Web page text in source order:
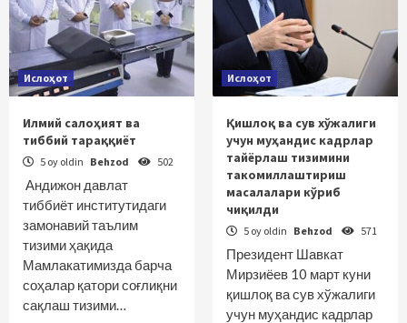
Ислоҳот
Илмий салоҳият ва
тиббий тараққиёт
5 oy oldin Behzod 502
Андижон давлат
тиббиёт институтидаги
замонавий таълим
тизими ҳақида
Мамлакатимизда барча
соҳалар қатори соғлиқни
сақлаш тизими…
Ислоҳот
Қишлоқ ва сув хўжалиги
учун муҳандис кадрлар
тайёрлаш тизимини
такомиллаштириш
масалалари кўриб
чиқилди
5 oy oldin Behzod 571
Президент Шавкат
Мирзиёев 10 март куни
қишлоқ ва сув хўжалиги
учун муҳандис кадрлар